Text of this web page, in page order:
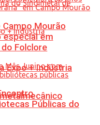
Expo + Indústria
Mourão
especial em
Folclore
Públicas do